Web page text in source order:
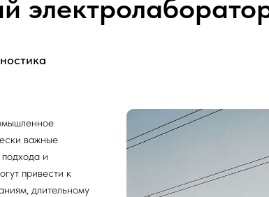
важные
и
привести к
длительному